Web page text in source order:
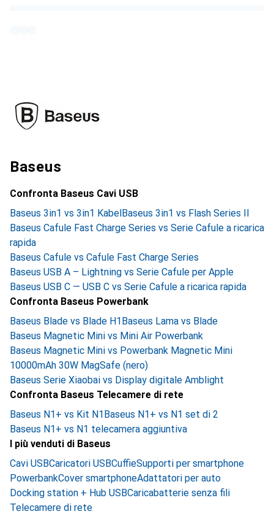
Baseus
Confronta Baseus Cavi USB
Baseus 3in1 vs 3in1 KabelBaseus 3in1 vs Flash Series II
Baseus Cafule Fast Charge Series vs Serie Cafule a ricarica
rapida
Baseus Cafule vs Cafule Fast Charge Series
Baseus USB A – Lightning vs Serie Cafule per Apple
Baseus USB C — USB C vs Serie Cafule a ricarica rapida
Confronta Baseus Powerbank
Baseus Blade vs Blade H1Baseus Lama vs Blade
Baseus Magnetic Mini vs Mini Air Powerbank
Baseus Magnetic Mini vs Powerbank Magnetic Mini
10000mAh 30W MagSafe (nero)
Baseus Serie Xiaobai vs Display digitale Amblight
Confronta Baseus Telecamere di rete
Baseus N1+ vs Kit N1Baseus N1+ vs N1 set di 2
Baseus N1+ vs N1 telecamera aggiuntiva
I più venduti di Baseus
Cavi USBCaricatori USBCuffieSupporti per smartphone
PowerbankCover smartphoneAdattatori per auto
Docking station + Hub USBCaricabatterie senza fili
Telecamere di rete